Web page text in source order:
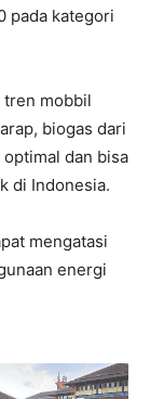
pada kategori
tren mobbil
biogas dari
dan bisa
di Indonesia.
mengatasi
energi